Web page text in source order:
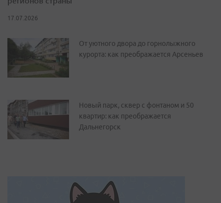
17.07.2026
От уютного двора до горнолыжного
курорта: как преображается Арсеньев
Новый парк, сквер с фонтаном и 50
квартир: как преображается
Дальнегорск